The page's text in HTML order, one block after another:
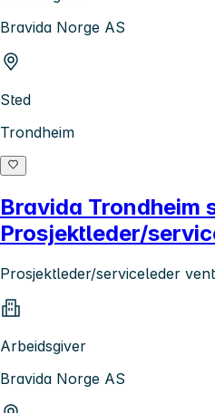
Bravida Norge AS
Sted
Trondheim
Bravida Trondheim
Prosjektleder/
Prosjektleder/serviceleder
Arbeidsgiver
Bravida Norge AS